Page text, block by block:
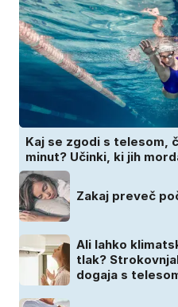
Kaj se zgodi s telesom,
minut? Učinki, ki jih
Zakaj preveč
Ali lahko
tlak?
dogaja s